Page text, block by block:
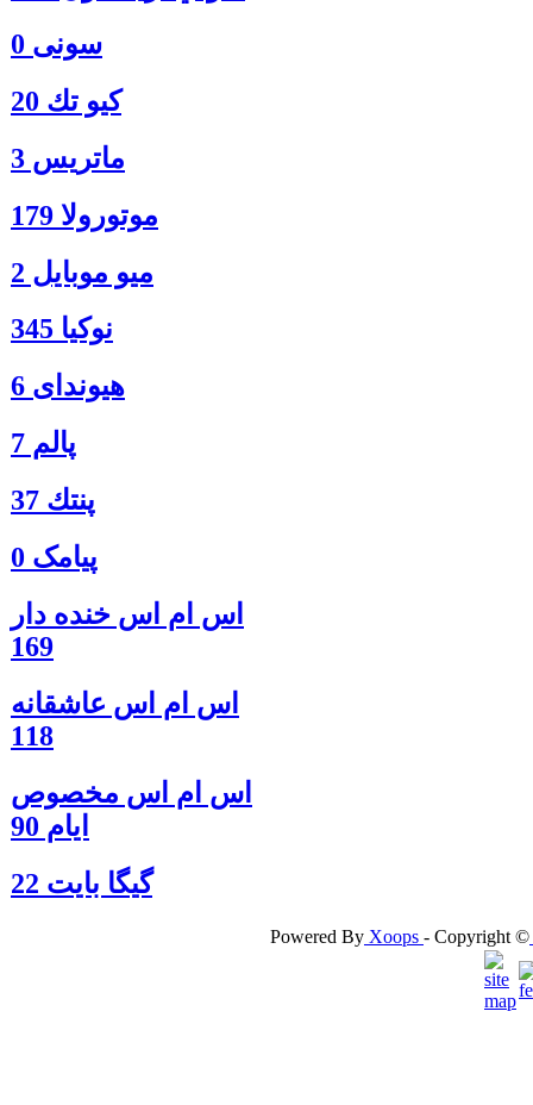
سونی 0
كيو تك 20
ماتريس 3
موتورولا 179
ميو موبايل 2
نوكيا 345
هیوندای 6
پالم 7
پنتك 37
پیامک 0
اس ام اس خنده دار
169
اس ام اس عاشقانه
118
اس ام اس مخصوص
ایام 90
گيگا بايت 22
Powered By Xoops - Copyright ©